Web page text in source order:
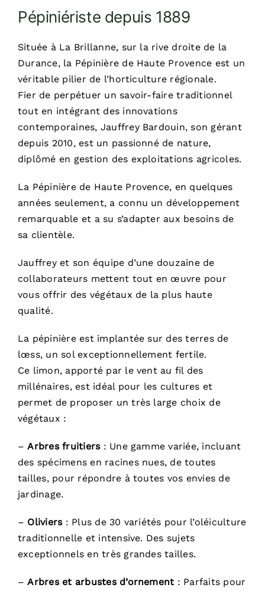
Réalisations
Dossiers
Contact
Devis
Pépiniériste depuis 1889
Située à La Brillanne, sur la rive droite de la
Durance, la Pépinière de Haute Provence est un
véritable pilier de l’horticulture régionale.
Fier de perpétuer un savoir-faire traditionnel
tout en intégrant des innovations
contemporaines, Jauffrey Bardouin, son gérant
depuis 2010, est un passionné de nature,
diplômé en gestion des exploitations agricoles.
La Pépinière de Haute Provence, en quelques
années seulement, a connu un développement
remarquable et a su s’adapter aux besoins de
sa clientèle.
Jauffrey et son équipe d’une douzaine de
collaborateurs mettent tout en œuvre pour
vous offrir des végétaux de la plus haute
qualité.
La pépinière est implantée sur des terres de
lœss, un sol exceptionnellement fertile.
Ce limon, apporté par le vent au fil des
millénaires, est idéal pour les cultures et
permet de proposer un très large choix de
végétaux :
–Arbres fruitiers: Une gamme variée, incluant
des spécimens en racines nues, de toutes
tailles, pour répondre à toutes vos envies de
jardinage.
– Oliviers: Plus de 30 variétés pour l’oléiculture
traditionnelle et intensive. Des sujets
exceptionnels en très grandes tailles.
–Arbres et arbustes d’ornement : Parfaits pour